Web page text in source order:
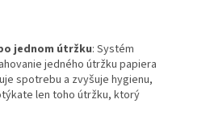
jednom útržku: Systém
jedného útržku papiera
spotrebu a zvyšuje hygienu,
len toho útržku, ktorý